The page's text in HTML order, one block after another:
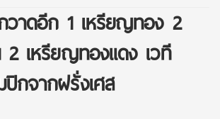
วาดอีก 1 เหรียญทอง 2
2 เหรียญทองแดง เวที
กจากฝรั่งเศส